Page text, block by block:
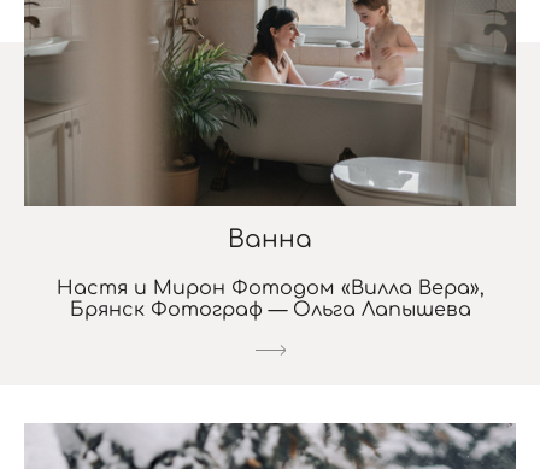
Ванна
Настя и Мирон Фотодом «Вилла Вера»,
Брянск Фотограф — Ольга Лапышева